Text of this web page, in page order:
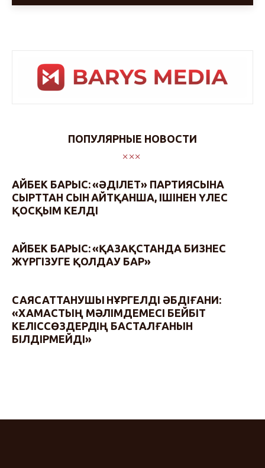
ПОПУЛЯРНЫЕ НОВОСТИ
АЙБЕК БАРЫС: «ӘДІЛЕТ» ПАРТИЯСЫНА
СЫРТТАН СЫН АЙТҚАНША, ІШІНЕН ҮЛЕС
ҚОСҚЫМ КЕЛДІ
АЙБЕК БАРЫС: «ҚАЗАҚСТАНДА БИЗНЕС
ЖҮРГІЗУГЕ ҚОЛДАУ БАР»
САЯСАТТАНУШЫ НҰРГЕЛДІ ӘБДІҒАНИ:
«ХАМАСТЫҢ МӘЛІМДЕМЕСІ БЕЙБІТ
КЕЛІССӨЗДЕРДІҢ БАСТАЛҒАНЫН
БІЛДІРМЕЙДІ»